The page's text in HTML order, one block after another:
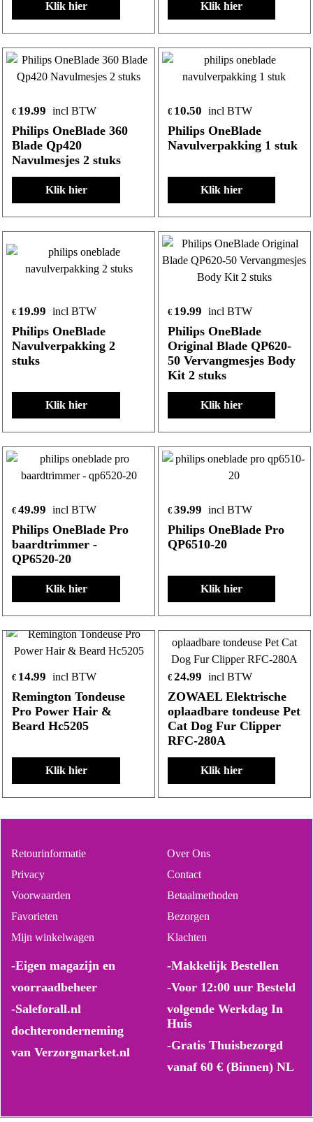
Klik hier Klik hier
€ 19.99 incl BTW
Philips OneBlade 360
Blade Qp420
Navulmesjes 2 stuks
Klik hier
€ 10.50 incl BTW
Philips OneBlade
Navulverpakking 1 stuk
Klik hier
€ 19.99 incl BTW
Philips OneBlade
Navulverpakking 2
stuks
Klik hier
€ 19.99 incl BTW
Philips OneBlade
Original Blade QP620-
50 Vervangmesjes Body
Kit 2 stuks
Klik hier
€ 49.99 incl BTW
Philips OneBlade Pro
baardtrimmer -
QP6520-20
Klik hier
€ 39.99 incl BTW
Philips OneBlade Pro
QP6510-20
Klik hier
€ 14.99 incl BTW
Remington Tondeuse
Pro Power Hair &
Beard Hc5205
Klik hier
€ 24.99 incl BTW
ZOWAEL Elektrische
oplaadbare tondeuse Pet
Cat Dog Fur Clipper
RFC-280A
Klik hier
Over Ons
Contact
Betaalmethoden
Bezorgen
Klachten
Retourinformatie
Privacy
Voorwaarden
Favorieten
Mijn winkelwagen
-Makkelijk Bestellen
-Voor 12:00 uur Besteld
volgende Werkdag In
Huis
-Gratis Thuisbezorgd
vanaf 60 € (Binnen) NL
-Eigen magazijn en
voorraadbeheer
-Saleforall.nl
dochteronderneming
van Verzorgmarket.nl